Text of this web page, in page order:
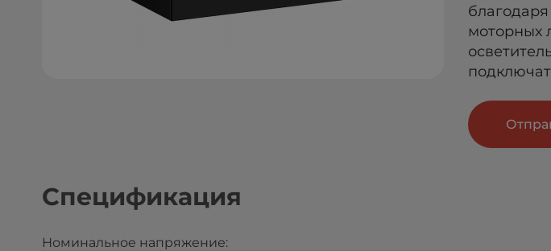
благодаря
моторных
Спецификация
Номинальное напряжение: